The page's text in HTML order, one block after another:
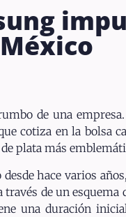
de una
cotiza en la bolsa
plata más
hace varios
de un
una duración